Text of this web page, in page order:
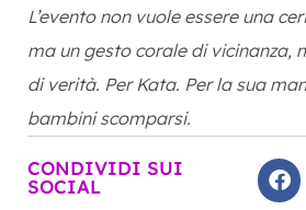
L’evento non vuole essere una
ma un gesto corale di vicinanza,
di verità. Per Kata. Per la sua
bambini scomparsi.
CONDIVIDI SUI
SOCIAL